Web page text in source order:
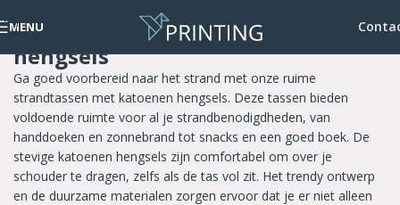
Skip to navigation
Skip to main content
MENU
Strandtassen met katoenen
hengsels
Ga goed voorbereid naar het strand met onze ruime
strandtassen met katoenen hengsels. Deze tassen bieden
voldoende ruimte voor al je strandbenodigdheden, van
handdoeken en zonnebrand tot snacks en een goed boek. De
stevige katoenen hengsels zijn comfortabel om over je
schouder te dragen, zelfs als de tas vol zit. Het trendy ontwerp
en de duurzame materialen zorgen ervoor dat je er niet alleen